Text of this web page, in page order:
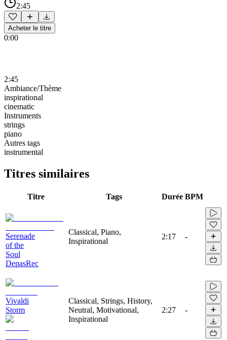
2:45
Acheter le titre
0:00
2:45
Ambiance/Thème
inspirational
cinematic
Instruments
strings
piano
Autres tags
instrumental
Titres similaires
Titre Tags Durée BPM
Serenade
of the
Soul
DepasRec
Classical, Piano,
Inspirational
2:17 -
Vivaldi
Storm
Classical, Strings, History,
Neutral, Motivational,
Inspirational
2:27 -